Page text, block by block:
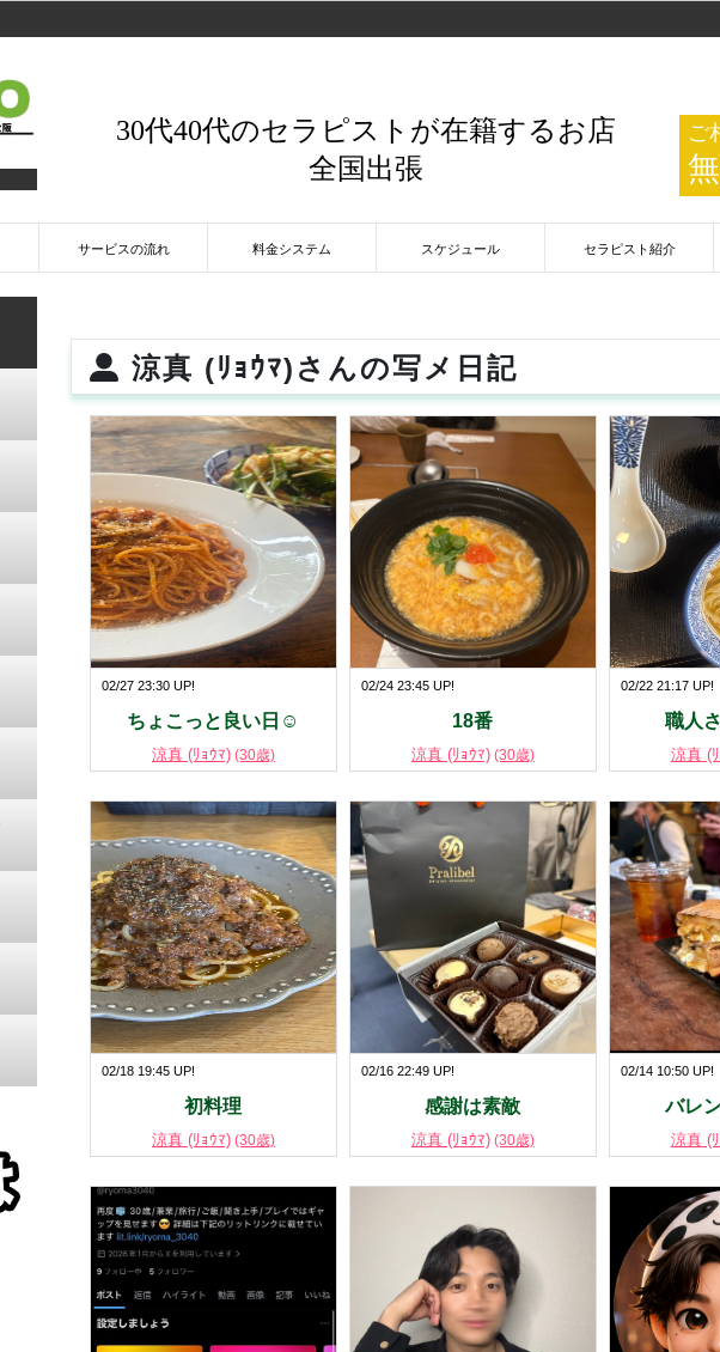
30代40代のセラピストが在籍するお店
全国出張
ご
サービスの流れ 料金システム スケジュール セラピスト紹介
涼真 (ﾘｮｳﾏ)さんの写メ日記
02/27 23:30 UP!
ちょこっと良い日☺️
涼真 (ﾘｮｳﾏ) (30歳)
02/24 23:45 UP!
18番
涼真 (ﾘｮｳﾏ) (30歳)
02/22 21:17 UP!
職人
涼真 (
02/18 19:45 UP!
初料理
涼真 (ﾘｮｳﾏ) (30歳)
02/16 22:49 UP!
感謝は素敵
涼真 (ﾘｮｳﾏ) (30歳)
02/14 10:50 UP!
バレ
涼真 (